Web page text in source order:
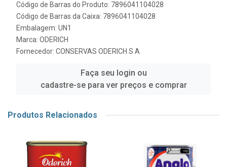
Código de Barras do Produto: 7896041104028
Código de Barras da Caixa: 7896041104028
Embalagem: UN1
Marca: ODERICH
Fornecedor: CONSERVAS ODERICH S A
Faça seu login ou
cadastre-se para ver preços e comprar
Produtos Relacionados